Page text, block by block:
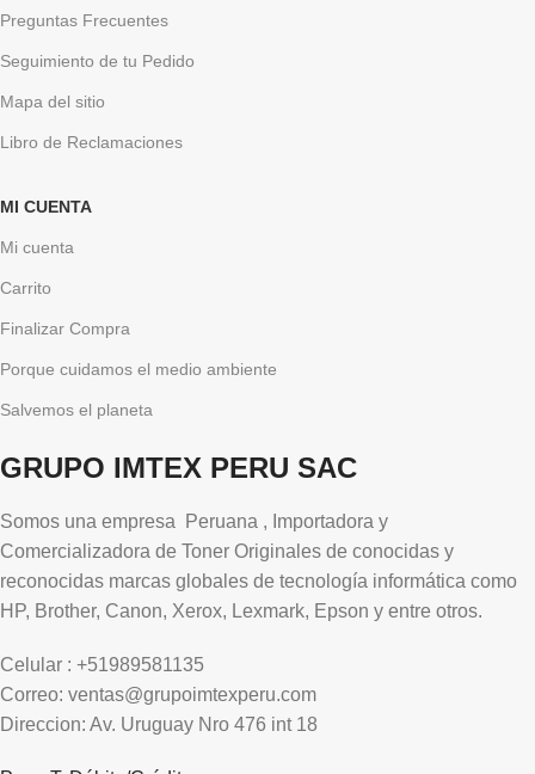
Preguntas Frecuentes
Seguimiento de tu Pedido
Mapa del sitio
Libro de Reclamaciones
MI CUENTA
Mi cuenta
Carrito
Finalizar Compra
Porque cuidamos el medio ambiente
Salvemos el planeta
GRUPO IMTEX PERU SAC
Somos una empresa Peruana , Importadora y
Comercializadora de Toner Originales de conocidas y
reconocidas marcas globales de tecnología informática como
HP, Brother, Canon, Xerox, Lexmark, Epson y entre otros.
Celular : +51989581135
Correo: ventas@grupoimtexperu.com
Direccion: Av. Uruguay Nro 476 int 18